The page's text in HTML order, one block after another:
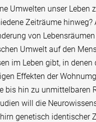
Umwelten unser Leben
Zeiträume
von
Umwelt auf den
im Leben gibt, in
Effekten der
bis hin zu unmittelbaren
will die
genetisch identischer